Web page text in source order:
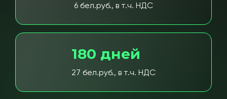
6 бел.руб., в т.ч. НДС
180 дней
27 бел.руб., в т.ч. НДС